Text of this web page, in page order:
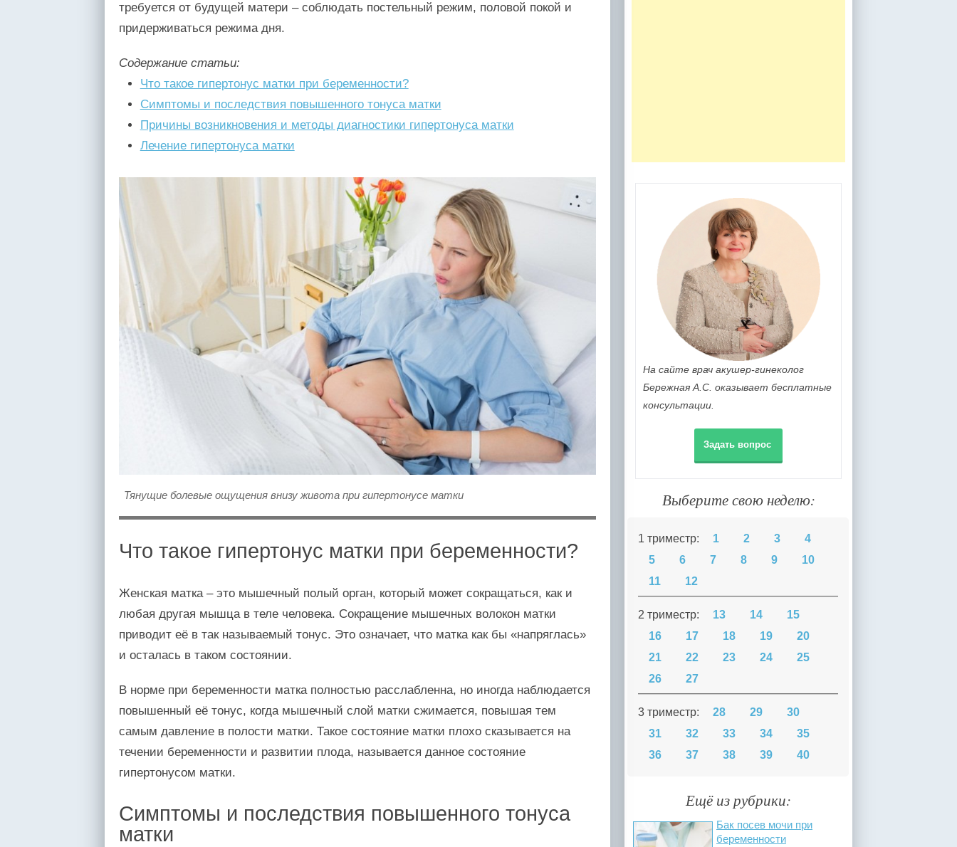
требуется от будущей матери – соблюдать постельный режим, половой покой и
придерживаться режима дня.
Содержание статьи:
Что такое гипертонус матки при беременности?
Симптомы и последствия повышенного тонуса матки
Причины возникновения и методы диагностики гипертонуса матки
Лечение гипертонуса матки
Тянущие болевые ощущения внизу живота при гипертонусе матки
Что такое гипертонус матки при беременности?
Женская матка – это мышечный полый орган, который может сокращаться, как и
любая другая мышца в теле человека. Сокращение мышечных волокон матки
приводит её в так называемый тонус. Это означает, что матка как бы «напряглась»
и осталась в таком состоянии.
В норме при беременности матка полностью расслабленна, но иногда наблюдается
повышенный её тонус, когда мышечный слой матки сжимается, повышая тем
самым давление в полости матки. Такое состояние матки плохо сказывается на
течении беременности и развитии плода, называется данное состояние
гипертонусом матки.
Симптомы и последствия повышенного тонуса
матки
На сайте врач акушер-гинеколог
Бережная А.С. оказывает бесплатные
консультации.
Задать вопрос
Выберите свою неделю:
1 триместр: 1 2 3
4
5
6 7 8 9
10
11
12
2 триместр: 13 14
15
16
17 18 19
20
21
22 23 24
25
26
27
3 триместр: 28 29
30
31
32 33 34
35
36
37 38 39 40
Ещё из рубрики:
Бак посев мочи при
беременности